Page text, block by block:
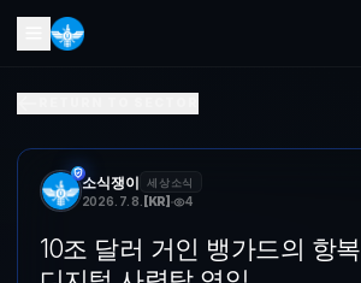
소식쟁이 세상소식
2026. 7. 8. [KR] 4
10조 달러 거인 뱅가드의 항